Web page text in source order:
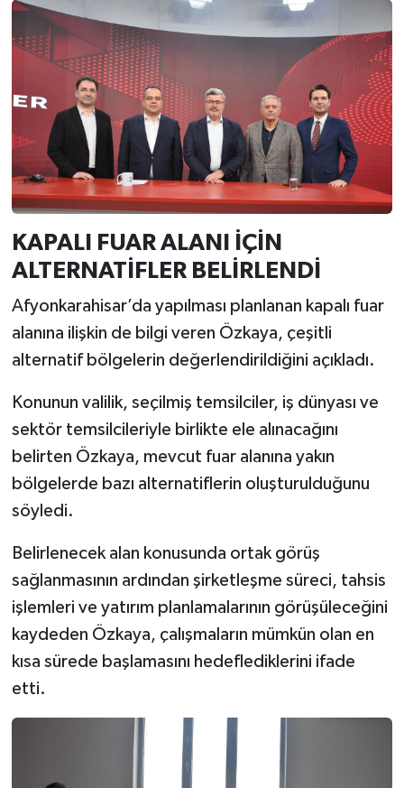
KAPALI FUAR ALANI İÇİN
ALTERNATİFLER BELİRLENDİ
Afyonkarahisar’da yapılması planlanan kapalı fuar
alanına ilişkin de bilgi veren Özkaya, çeşitli
alternatif bölgelerin değerlendirildiğini açıkladı.
Konunun valilik, seçilmiş temsilciler, iş dünyası ve
sektör temsilcileriyle birlikte ele alınacağını
belirten Özkaya, mevcut fuar alanına yakın
bölgelerde bazı alternatiflerin oluşturulduğunu
söyledi.
Belirlenecek alan konusunda ortak görüş
sağlanmasının ardından şirketleşme süreci, tahsis
işlemleri ve yatırım planlamalarının görüşüleceğini
kaydeden Özkaya, çalışmaların mümkün olan en
kısa sürede başlamasını hedeflediklerini ifade
etti.